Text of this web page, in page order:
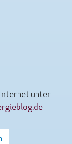
unter